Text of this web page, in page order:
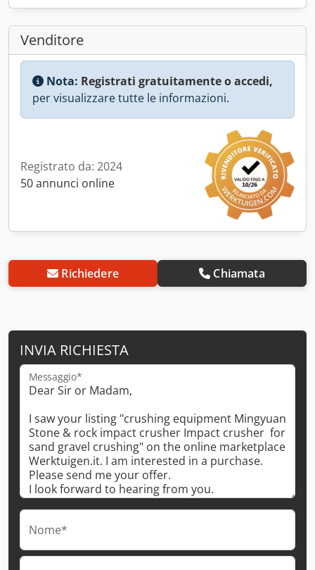
Venditore
Nota: Registrati gratuitamente o accedi,
per visualizzare tutte le informazioni.
Registrato da: 2024
50 annunci online
Richiedere Chiamata
INVIA RICHIESTA
Messaggio*
Nome*